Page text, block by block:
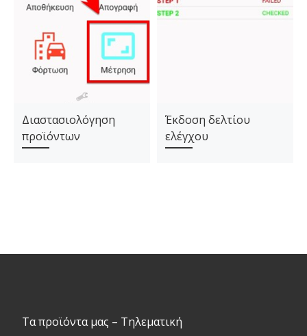
Διαστασιολόγηση
προϊόντων
Έκδοση δελτίου
ελέγχου
Τα προϊόντα μας – Τηλεματική